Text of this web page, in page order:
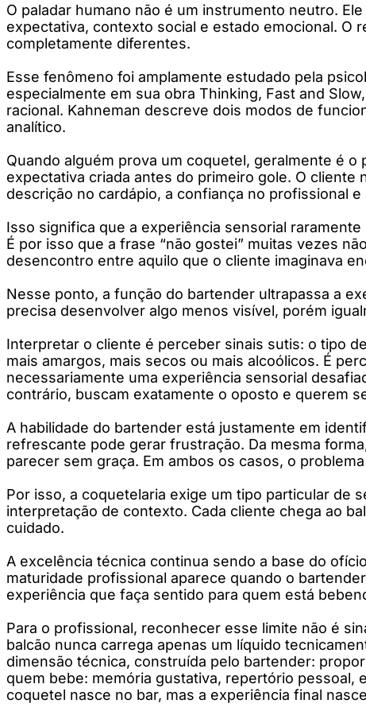
O paladar humano não é um instrumento neutro.
expectativa, contexto social e estado emocional. O
completamente diferentes.
Esse fenômeno foi amplamente estudado pela
especialmente em sua obra Thinking, Fast and
racional. Kahneman descreve dois modos de
analítico.
Quando alguém prova um coquetel, geralmente é
expectativa criada antes do primeiro gole. O cliente
descrição no cardápio, a confiança no profissional
Isso significa que a experiência sensorial
É por isso que a frase “não gostei” muitas vezes
desencontro entre aquilo que o cliente imaginava
Nesse ponto, a função do bartender ultrapassa a
precisa desenvolver algo menos visível, porém
Interpretar o cliente é perceber sinais sutis: o tipo
mais amargos, mais secos ou mais alcoólicos. É
necessariamente uma experiência sensorial
contrário, buscam exatamente o oposto e querem
A habilidade do bartender está justamente em
refrescante pode gerar frustração. Da mesma
parecer sem graça. Em ambos os casos, o
Por isso, a coquetelaria exige um tipo particular de
interpretação de contexto. Cada cliente chega ao
cuidado.
A excelência técnica continua sendo a base do
maturidade profissional aparece quando o
experiência que faça sentido para quem está
Para o profissional, reconhecer esse limite não é
balcão nunca carrega apenas um líquido
dimensão técnica, construída pelo bartender:
quem bebe: memória gustativa, repertório pessoal,
coquetel nasce no bar, mas a experiência final